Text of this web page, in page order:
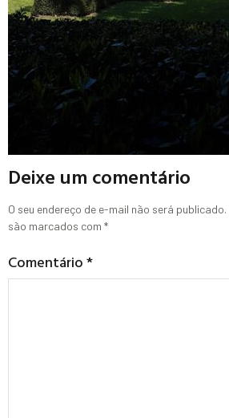
Deixe um comentário
O seu endereço de e-mail não será publicado.
são marcados com *
Comentário*